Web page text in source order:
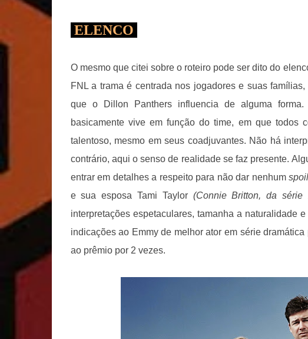
ELENCO
O mesmo que citei sobre o roteiro pode ser dito do
FNL a trama é centrada nos jogadores e suas
que o Dillon Panthers influencia de alguma
basicamente vive em função do time, em que todos
talentoso, mesmo em seus coadjuvantes. Não há
contrário, aqui o senso de realidade se faz presente.
entrar em detalhes a respeito para não dar nenhum
e sua esposa Tami Taylor (Connie Britton, da série
interpretações espetaculares, tamanha a naturalidade
indicações ao Emmy de melhor ator em série
ao prêmio por 2 vezes.